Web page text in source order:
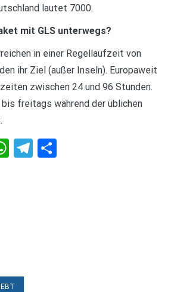
lautet 7000.
mit GLS unterwegs?
in einer Regellaufzeit von
ihr Ziel (außer Inseln). Europaweit
zwischen 24 und 96 Stunden.
freitags während der üblichen
WhatsApp
Telegram